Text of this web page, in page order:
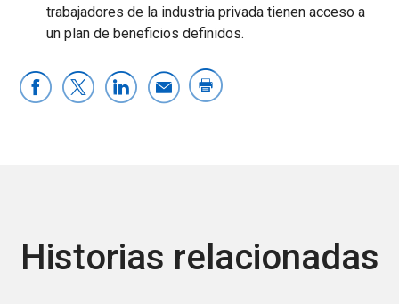
trabajadores de la industria privada tienen acceso a
un plan de beneficios definidos.
Historias relacionadas